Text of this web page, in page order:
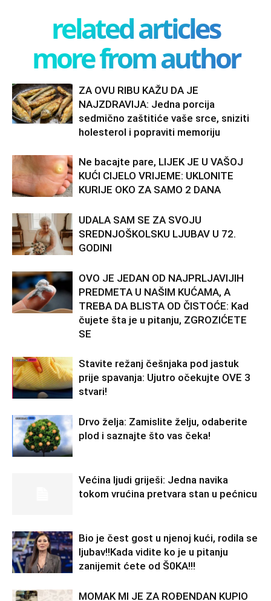
related articles
more from author
ZA OVU RIBU KAŽU DA JE
NAJZDRAVIJA: Jedna porcija
sedmično zaštitiće vaše srce, sniziti
holesterol i popraviti memoriju
Ne bacajte pare, LIJEK JE U VAŠOJ
KUĆI CIJELO VRIJEME: UKLONITE
KURIJE OKO ZA SAMO 2 DANA
UDALA SAM SE ZA SVOJU
SREDNJOŠKOLSKU LJUBAV U 72.
GODINI
OVO JE JEDAN OD NAJPRLJAVIJIH
PREDMETA U NAŠIM KUĆAMA, A
TREBA DA BLISTA OD ČISTOĆE: Kad
čujete šta je u pitanju, ZGROZIĆETE
SE
Stavite režanj češnjaka pod jastuk
prije spavanja: Ujutro očekujte OVE 3
stvari!
Drvo želja: Zamislite želju, odaberite
plod i saznajte što vas čeka!
Većina ljudi griješi: Jedna navika
tokom vrućina pretvara stan u pećnicu
Bio je čest gost u njenoj kući, rodila se
ljubav!!Kada vidite ko je u pitanju
zanijemit ćete od Š0KA!!!
MOMAK MI JE ZA ROĐENDAN KUPIO